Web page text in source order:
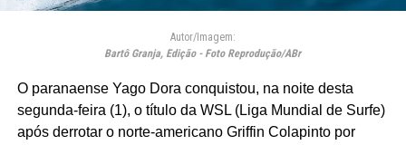
Autor/Imagem:
Bartô Granja, Edição - Foto Reprodução/ABr
O paranaense Yago Dora conquistou, na noite desta
segunda-feira (1), o título da WSL (Liga Mundial de Surfe)
após derrotar o norte-americano Griffin Colapinto por